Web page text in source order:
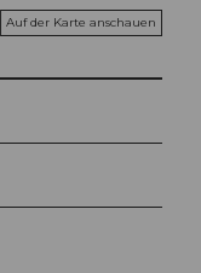
Auf der Karte anschauen